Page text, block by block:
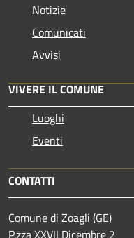
Notizie
Comunicati
Avvisi
VIVERE IL COMUNE
Luoghi
Eventi
CONTATTI
Comune di Zoagli (GE)
P.zza XXVII Dicembre 2